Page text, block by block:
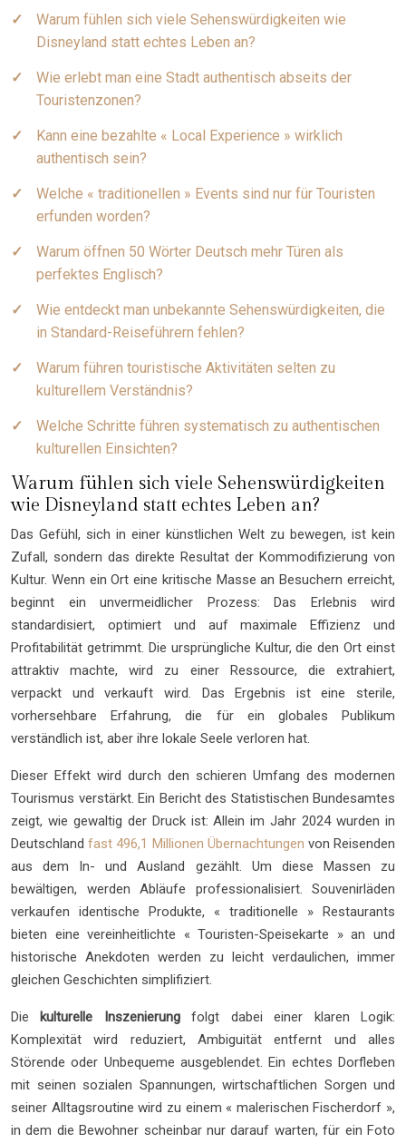
Warum fühlen sich viele Sehenswürdigkeiten wie
Disneyland statt echtes Leben an?
Wie erlebt man eine Stadt authentisch abseits der
Touristenzonen?
Kann eine bezahlte « Local Experience » wirklich
authentisch sein?
Welche « traditionellen » Events sind nur für Touristen
erfunden worden?
Warum öffnen 50 Wörter Deutsch mehr Türen als
perfektes Englisch?
Wie entdeckt man unbekannte Sehenswürdigkeiten, die
in Standard-Reiseführern fehlen?
Warum führen touristische Aktivitäten selten zu
kulturellem Verständnis?
Welche Schritte führen systematisch zu authentischen
kulturellen Einsichten?
Warum fühlen sich viele Sehenswürdigkeiten
wie Disneyland statt echtes Leben an?
Das Gefühl, sich in einer künstlichen Welt zu bewegen, ist kein
Zufall, sondern das direkte Resultat der Kommodifizierung von
Kultur. Wenn ein Ort eine kritische Masse an Besuchern erreicht,
beginnt ein unvermeidlicher Prozess: Das Erlebnis wird
standardisiert, optimiert und auf maximale Effizienz und
Profitabilität getrimmt. Die ursprüngliche Kultur, die den Ort einst
attraktiv machte, wird zu einer Ressource, die extrahiert,
verpackt und verkauft wird. Das Ergebnis ist eine sterile,
vorhersehbare Erfahrung, die für ein globales Publikum
verständlich ist, aber ihre lokale Seele verloren hat.
Dieser Effekt wird durch den schieren Umfang des modernen
Tourismus verstärkt. Ein Bericht des Statistischen Bundesamtes
zeigt, wie gewaltig der Druck ist: Allein im Jahr 2024 wurden in
Deutschlandfast 496,1 Millionen Übernachtungen von Reisenden
aus dem In- und Ausland gezählt. Um diese Massen zu
bewältigen, werden Abläufe professionalisiert. Souvenirläden
verkaufen identische Produkte, « traditionelle » Restaurants
bieten eine vereinheitlichte « Touristen-Speisekarte » an und
historische Anekdoten werden zu leicht verdaulichen, immer
gleichen Geschichten simplifiziert.
Die kulturelle Inszenierungfolgt dabei einer klaren Logik:
Komplexität wird reduziert, Ambiguität entfernt und alles
Störende oder Unbequeme ausgeblendet. Ein echtes Dorfleben
mit seinen sozialen Spannungen, wirtschaftlichen Sorgen und
seiner Alltagsroutine wird zu einem « malerischen Fischerdorf »,
in dem die Bewohner scheinbar nur darauf warten, für ein Foto